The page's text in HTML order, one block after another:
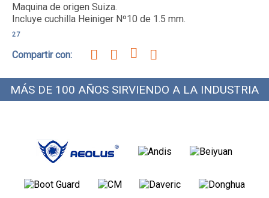
Maquina de origen Suiza.
Incluye cuchilla Heiniger Nº10 de 1.5 mm.
27
Compartir con:
MÁS DE 100 AÑOS SIRVIENDO A LA INDUSTRIA